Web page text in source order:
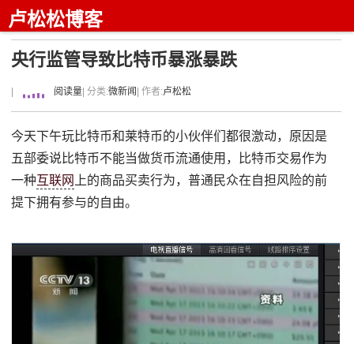
卢松松博客
央行监管导致比特币暴涨暴跌
阅读量 | 分类:微新闻 | 作者:卢松松
今天下午玩比特币和莱特币的小伙伴们都很激动，原因是
五部委说比特币不能当做货币流通使用，比特币交易作为
一种互联网
上的商品买卖行为，普通民众在自担风险的前
提下拥有参与的自由。